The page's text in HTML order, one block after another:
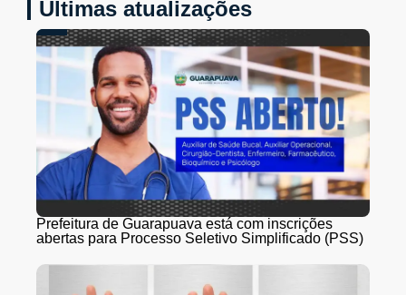
Últimas atualizações
Prefeitura de Guarapuava está com inscrições
abertas para Processo Seletivo Simplificado (PSS)